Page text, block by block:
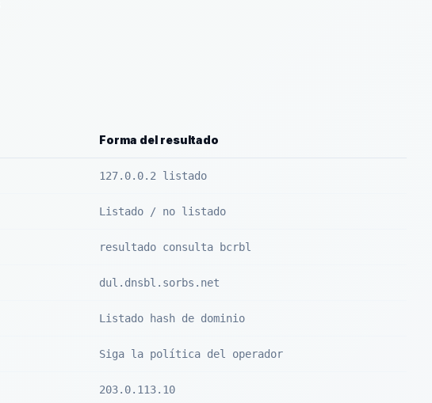
Forma del resultado
127.0.0.2 listado
Listado / no listado
resultado consulta bcrbl
dul.dnsbl.sorbs.net
Listado hash de dominio
Siga la política del operador
203.0.113.10